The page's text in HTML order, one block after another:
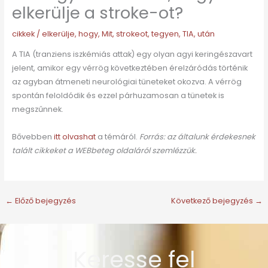
elkerülje a stroke-ot?
cikkek/ elkerülje, hogy, Mit, strokeot, tegyen, TIA, után
A TIA (tranziens iszkémiás attak) egy olyan agyi keringészavart
jelent, amikor egy vérrög következtében érelzáródás történik
az agyban átmeneti neurológiai tüneteket okozva. A vérrög
spontán feloldódik és ezzel párhuzamosan a tünetek is
megszűnnek.
Bővebben itt olvashat a témáról. Forrás: az általunk érdekesnek
talált cikkeket a WEBbeteg oldaláról szemlézzük.
← Előző bejegyzés Következő bejegyzés →
Keresse fel